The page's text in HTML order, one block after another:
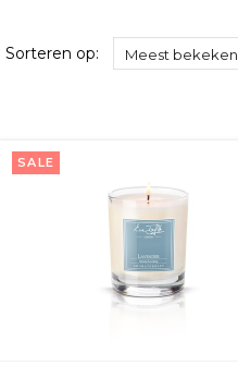
Sorteren op: Meest bekeken
SALE